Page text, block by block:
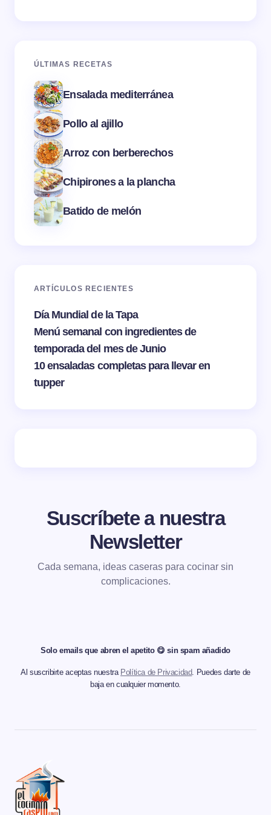
ÚLTIMAS RECETAS
Ensalada mediterránea
Pollo al ajillo
Arroz con berberechos
Chipirones a la plancha
Batido de melón
ARTÍCULOS RECIENTES
Día Mundial de la Tapa
Menú semanal con ingredientes de
temporada del mes de Junio
10 ensaladas completas para llevar en
tupper
Suscríbete a nuestra
Newsletter
Cada semana, ideas caseras para cocinar sin
complicaciones.
Solo emails que abren el apetito 😋 sin spam añadido
Al suscribirte aceptas nuestra Política de Privacidad. Puedes darte de
baja en cualquier momento.